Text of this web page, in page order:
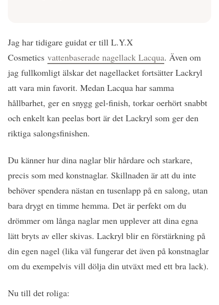
Jag har tidigare guidat er till L.Y.X
Cosmetics vattenbaserade nagellack Lacqua. Även om
jag fullkomligt älskar det nagellacket fortsätter Lackryl
att vara min favorit. Medan Lacqua har samma
hållbarhet, ger en snygg gel-finish, torkar oerhört snabbt
och enkelt kan peelas bort är det Lackryl som ger den
riktiga salongsfinishen.
Du känner hur dina naglar blir hårdare och starkare,
precis som med konstnaglar. Skillnaden är att du inte
behöver spendera nästan en tusenlapp på en salong, utan
bara drygt en timme hemma. Det är perfekt om du
drömmer om långa naglar men upplever att dina egna
lätt bryts av eller skivas. Lackryl blir en förstärkning på
din egen nagel (lika väl fungerar det även på konstnaglar
om du exempelvis vill dölja din utväxt med ett bra lack).
Nu till det roliga: